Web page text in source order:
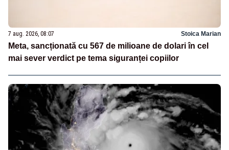
7 aug. 2026, 08:07 Stoica Marian
Meta, sancționată cu 567 de milioane de dolari în cel
mai sever verdict pe tema siguranței copiilor